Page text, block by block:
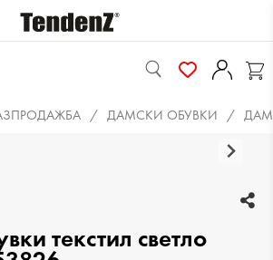
ДАМСКИ ОБУВКИ
текстил светло